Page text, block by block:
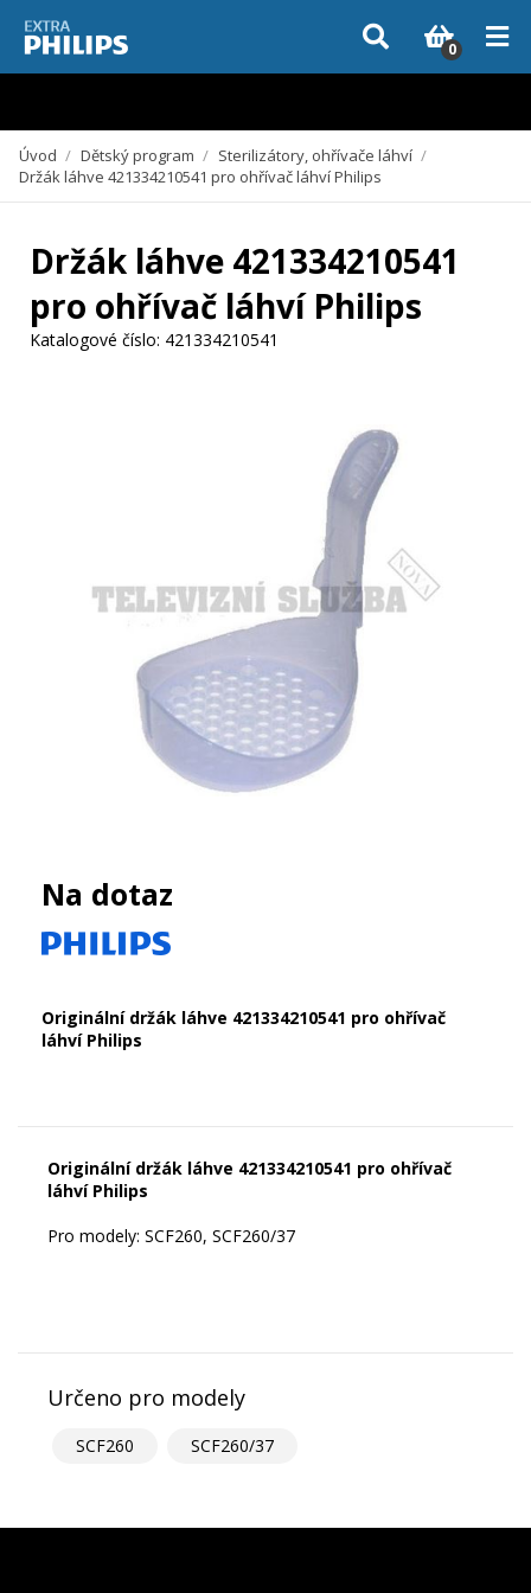
Vzhledem k aktuální situaci se může dodání dílů, které nejsou skladem,
zpozdit. Děkujeme za pochopení.
0
Úvod / Dětský program / Sterilizátory, ohřívače láhví /
Držák láhve 421334210541 pro ohřívač láhví Philips
Držák láhve 421334210541
pro ohřívač láhví Philips
Katalogové číslo: 421334210541
Na dotaz
Originální držák láhve 421334210541 pro ohřívač
láhví Philips
Originální držák láhve 421334210541 pro ohřívač
láhví Philips
Pro modely: SCF260, SCF260/37
Určeno pro modely
SCF260 SCF260/37